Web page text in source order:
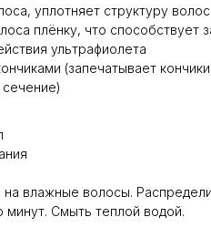
уплотняет структуру волос
плёнку, что способствует
ультрафиолета
(запечатывает
на влажные волосы.
минут. Смыть теплой водой.